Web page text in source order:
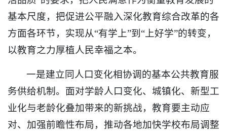
基本尺度，把促进公平融入深化教育综合改革的各
方面各环节，实现从“有学上”到“上好学”的转变，
以教育之力厚植人民幸福之本。
一是建立同人口变化相协调的基本公共教育服
务供给机制。面对学龄人口变化、城镇化、新型工
业化与老龄化叠加带来的新挑战，教育要主动应
对、加强前瞻性布局，推动各地加快学校布局调整